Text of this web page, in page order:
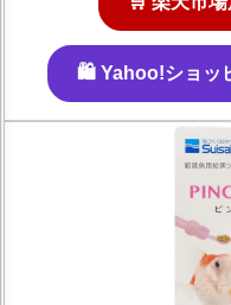
🛍️ Yahoo!ショッ